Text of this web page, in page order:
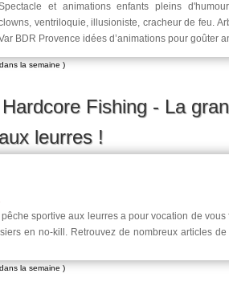
et animations enfants pleins
ventriloquie, illusioniste, cracheur de feu.
BDR Provence idées d’animations pour goûter
la semaine )
Fishing - La
leurres !
sportive aux leurres a pour vocation de
en no-kill. Retrouvez de nombreux articles
la semaine )